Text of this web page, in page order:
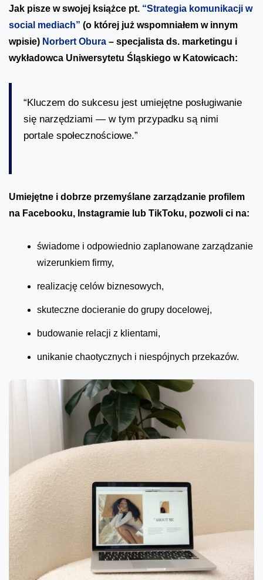
Jak pisze w swojej książce pt. “Strategia komunikacji w
social mediach” (o której już wspomniałem w innym
wpisie) Norbert Obura – specjalista ds. marketingu i
wykładowca Uniwersytetu Śląskiego w Katowicach:
“Kluczem do sukcesu jest umiejętne posługiwanie
się narzędziami — w tym przypadku są nimi
portale społecznościowe.”
Umiejętne i dobrze przemyślane zarządzanie profilem
na Facebooku, Instagramie lub TikToku, pozwoli ci na:
świadome i odpowiednio zaplanowane zarządzanie
wizerunkiem firmy,
realizację celów biznesowych,
skuteczne docieranie do grupy docelowej,
budowanie relacji z klientami,
unikanie chaotycznych i niespójnych przekazów.